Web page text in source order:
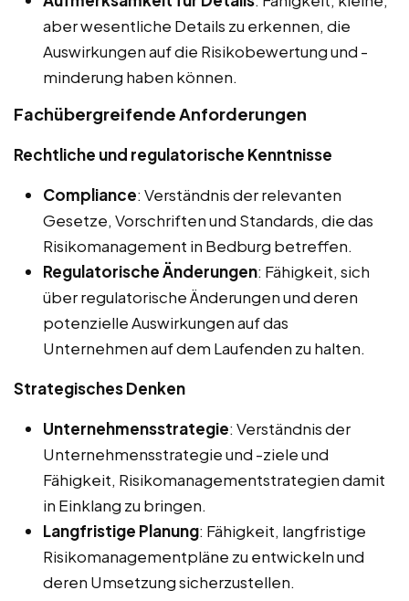
aber wesentliche Details zu erkennen, die
Auswirkungen auf die Risikobewertung und -
minderung haben können.
Fachübergreifende Anforderungen
Rechtliche und regulatorische Kenntnisse
Compliance: Verständnis der relevanten
Gesetze, Vorschriften und Standards, die das
Risikomanagement in Bedburg betreffen.
Regulatorische Änderungen: Fähigkeit, sich
über regulatorische Änderungen und deren
potenzielle Auswirkungen auf das
Unternehmen auf dem Laufenden zu halten.
Strategisches Denken
Unternehmensstrategie: Verständnis der
Unternehmensstrategie und -ziele und
Fähigkeit, Risikomanagementstrategien damit
in Einklang zu bringen.
Langfristige Planung: Fähigkeit, langfristige
Risikomanagementpläne zu entwickeln und
deren Umsetzung sicherzustellen.